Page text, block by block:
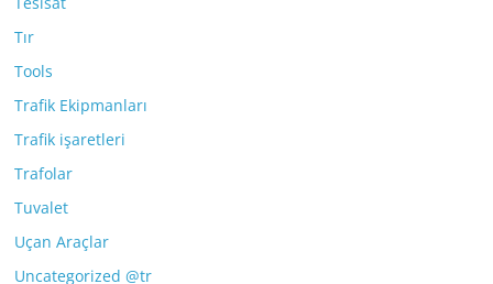
Tır
Tools
Trafik Ekipmanları
Trafik işaretleri
Trafolar
Tuvalet
Uçan Araçlar
Uncategorized @tr